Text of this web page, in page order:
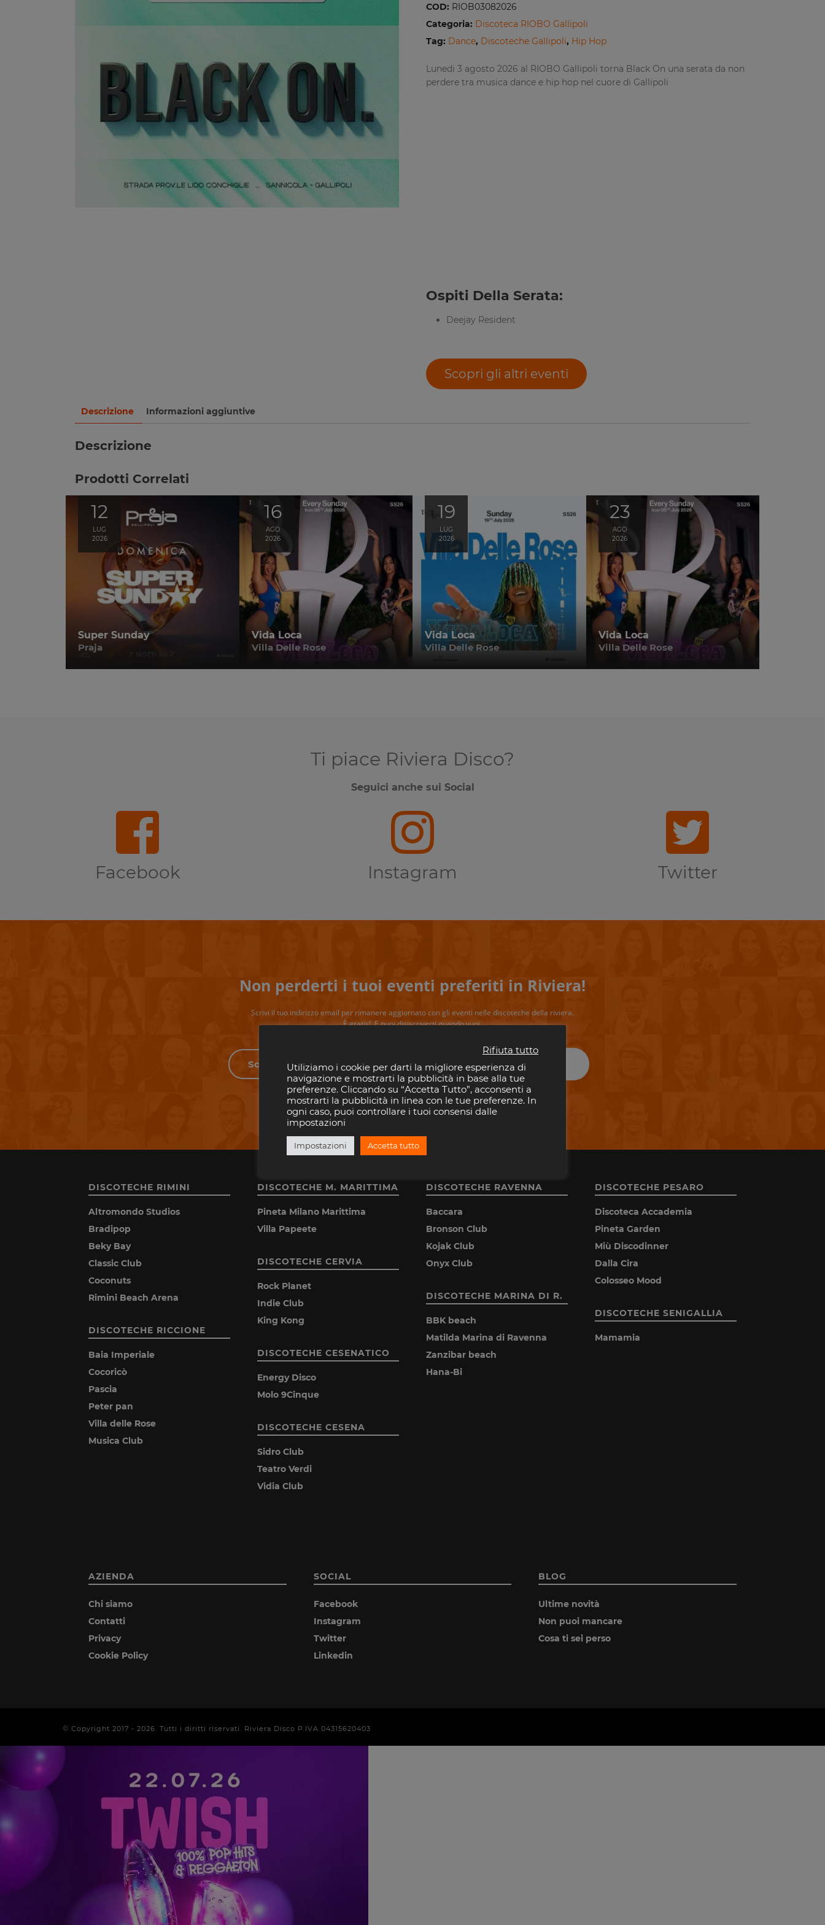
COD: RIOB03082026
Categoria: Discoteca RIOBO Gallipoli
Tag: Dance, Discoteche Gallipoli, Hip Hop
Lunedi 3 agosto 2026 al RIOBO Gallipoli torna Black On una serata da non
perdere tra musica dance e hip hop nel cuore di Gallipoli
Ospiti Della Serata:
Deejay Resident
Scopri gli altri eventi
Descrizione Informazioni aggiuntive
Descrizione
Prodotti Correlati
12
LUG
2026
Super Sunday
Praja
16
AGO
2026
Vida Loca
Villa Delle Rose
19
LUG
2026
Vida Loca
Villa Delle Rose
23
AGO
2026
Vida Loca
Villa Delle Rose
Ti piace Riviera Disco?
Seguici anche sui Social
Facebook Instagram Twitter
Non perderti i tuoi eventi preferiti in Riviera!
Scrivi il tuo indirizzo email per rimanere aggiornato con gli eventi nelle discoteche della riviera.
È gratis!. E puoi disiscriverti quando vuoi.
ISCRIVITI
Consenti a Riviera Disco di salvare la tua email.
DISCOTECHE RIMINI
Altromondo Studios
Bradipop
Beky Bay
Classic Club
Coconuts
Rimini Beach Arena
DISCOTECHE RICCIONE
Baia Imperiale
Cocoricò
Pascia
Peter pan
Villa delle Rose
Musica Club
DISCOTECHE M. MARITTIMA
Pineta Milano Marittima
Villa Papeete
DISCOTECHE CERVIA
Rock Planet
Indie Club
King Kong
DISCOTECHE CESENATICO
Energy Disco
Molo 9Cinque
DISCOTECHE CESENA
Sidro Club
Teatro Verdi
Vidia Club
DISCOTECHE RAVENNA
Baccara
Bronson Club
Kojak Club
Onyx Club
DISCOTECHE MARINA DI R.
BBK beach
Matilda Marina di Ravenna
Zanzibar beach
Hana-Bi
DISCOTECHE PESARO
Discoteca Accademia
Pineta Garden
Miù Discodinner
Dalla Cira
Colosseo Mood
DISCOTECHE SENIGALLIA
Mamamia
AZIENDA
Chi siamo
Contatti
Privacy
Cookie Policy
SOCIAL
Facebook
Instagram
Twitter
Linkedin
BLOG
Ultime novità
Non puoi mancare
Cosa ti sei perso
© Copyright 2017 - 2026. Tutti i diritti riservati. Riviera Disco P.IVA 04315620403
Rifiuta tutto
Utiliziamo i cookie per darti la migliore esperienza di
navigazione e mostrarti la pubblicità in base alla tue
preferenze. Cliccando su “Accetta Tutto”, acconsenti a
mostrarti la pubblicità in linea con le tue preferenze. In
ogni caso, puoi controllare i tuoi consensi dalle
impostazioni
Impostazioni Accetta tutto